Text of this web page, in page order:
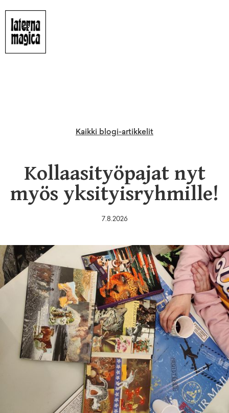
Kaikki blogi-artikkelit
Kollaasityöpajat nyt
myös yksityisryhmille!
7.8.2026